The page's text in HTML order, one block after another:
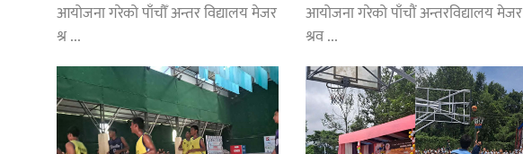
आयोजना गरेको पाँचौँ अन्तर विद्यालय मेजर
श्र ...
आयोजना गरेको पाँचौं अन्तरविद्यालय मेजर
श्रव ...